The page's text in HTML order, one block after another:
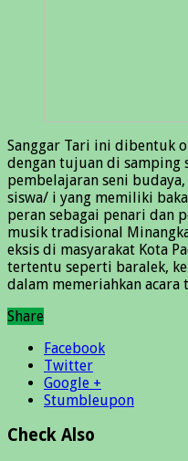
Sanggar Tari ini dibentuk
dengan tujuan di samping
pembelajaran seni
siswa/ i yang memiliki
peran sebagai penari dan
musik tradisional
eksis di masyarakat Kota
tertentu seperti baralek,
dalam memeriahkan acara
Share
Facebook
Twitter
Google +
Stumbleupon
Check Also